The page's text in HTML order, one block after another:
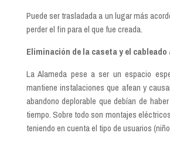
Puede ser trasladada a un lugar más
perder el fin para el que fue creada.
Eliminación de lacasetay el cableado
La Alameda pese a ser un espacio
mantiene instalaciones que afean y
abandono deplorable que debían de
tiempo. Sobre todo son montajes
teniendo en cuenta el tipo de usuarios